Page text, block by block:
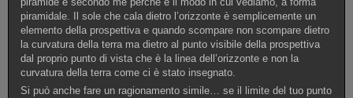
piramidale. Il sole che cala dietro l’orizzonte è semplicemente un
elemento della prospettiva e quando scompare non scompare dietro
la curvatura della terra ma dietro al punto visibile della prospettiva
dal proprio punto di vista che è la linea dell’orizzonte e non la
curvatura della terra come ci è stato insegnato.
Si può anche fare un ragionamento simile… se il limite del tuo punto